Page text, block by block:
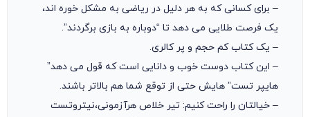
– برای کسانی که به هر دلیل در ریاضی به مشکل خوره اند،
یک فرصت طلایی می دهد تا “دوباره به بازی برگردند”.
– یک کتاب کم حجم و پر کالری.
– این کتاب دوست خوب و دانایی است که قول می دهد”
هایپر تست” هایش حتی از توقع شما هم بالاتر باشند.
– خیالتان را راحت کنیم: تیر خلاص هرآزمونی،نیتروتست